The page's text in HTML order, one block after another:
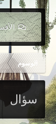
الوسوم
سؤال